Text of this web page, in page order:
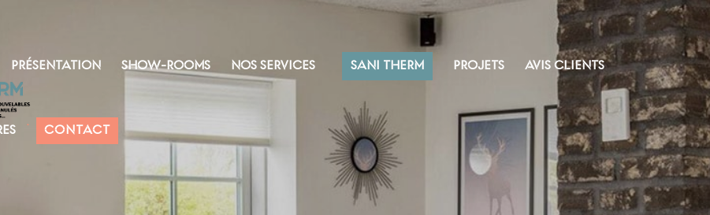
PRÉSENTATION SHOW-ROOMS NOS SERVICES SANI THERM PROJETS AVIS CLIENTS
CONTACT